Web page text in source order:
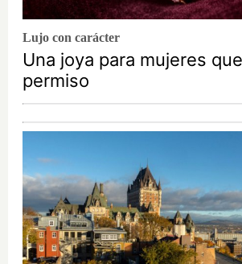
Lujo con carácter
Una joya para mujeres
permiso